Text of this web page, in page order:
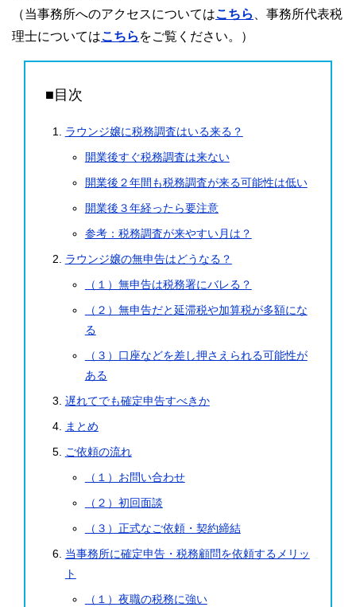
（当事務所へのアクセスについてはこちら
、事務所代表税
理士についてはこちら をご覧ください。）
■目次
ラウンジ嬢に税務調査はいる来る？
開業後すぐ税務調査は来ない
開業後２年間も税務調査が来る可能性は低い
開業後３年経ったら要注意
参考：税務調査が来やすい月は？
ラウンジ嬢の無申告はどうなる？
（１）無申告は税務署にバレる？
（２）無申告だと延滞税や加算税が多額にな
る
（３）口座などを差し押さえられる可能性が
ある
遅れてでも確定申告すべきか
まとめ
ご依頼の流れ
（１）お問い合わせ
（２）初回面談
（３）正式なご依頼・契約締結
当事務所に確定申告・税務顧問を依頼するメリッ
ト
（１）夜職の税務に強い